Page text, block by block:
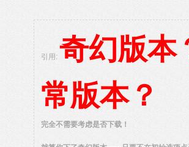
引用: 奇幻版本
常版本？
完全不需要考虑是否下载！